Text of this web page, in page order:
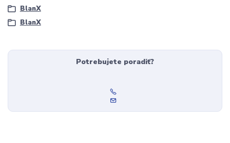
BlanX
BlanX
Potrebujete poradiť?